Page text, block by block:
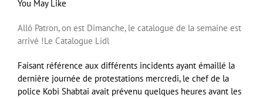
You May Like
Allô Patron, on est Dimanche, le catalogue de la semaine est
arrivé !Le Catalogue Lidl
Faisant référence aux différents incidents ayant émaillé la
dernière journée de protestations mercredi, le chef de la
police Kobi Shabtai avait prévenu quelques heures avant les